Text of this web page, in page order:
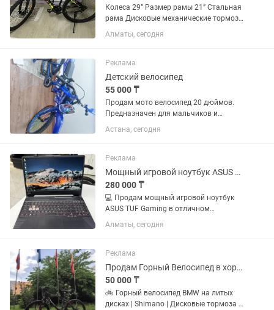
Колеса 29” Размер рамы 21” Стальная
рама Дисковые механические тормоза
Полностью исправен Использовался
около года Хорошее техническое и
сломана пластиковая...
Алматы, сегодня
Реклама
Детский велосипед
55 000 ₸
Продам мото велосипед 20 дюймов.
Предназначен для мальчиков и
девочек с 4-х лет, а также для
подростков от 6-ти до 9-ти лет.
Астана, сегодня
Реклама
Мощный игровой ноутбук ASUS TUF Gaming
280 000 ₸
💻 Продам мощный игровой ноутбук
ASUS TUF Gaming в отличном
состоянии! Идеально
сбалансированная машина как для
современных игр. Работает быстро, не
тормозит, полностью...
Алматы, сегодня
Реклама
Продам Горный Велосипед в хорошем состоянии
50 000 ₸
🚲 Горный велосипед BMW на литых
дисках | Shimano | Дисковые тормоза +